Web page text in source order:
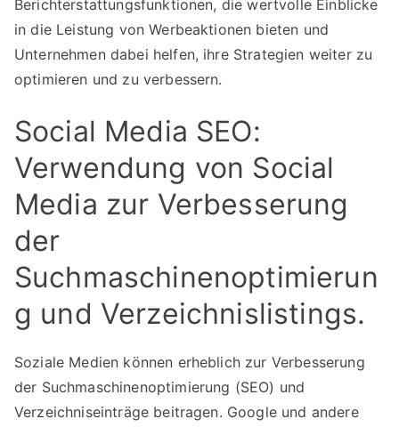
Berichterstattungsfunktionen, die wertvolle Einblicke
in die Leistung von Werbeaktionen bieten und
Unternehmen dabei helfen, ihre Strategien weiter zu
optimieren und zu verbessern.
Social Media SEO:
Verwendung von Social
Media zur Verbesserung
der
Suchmaschinenoptimierun
g und Verzeichnislistings.
Soziale Medien können erheblich zur Verbesserung
der Suchmaschinenoptimierung (SEO) und
Verzeichniseinträge beitragen. Google und andere